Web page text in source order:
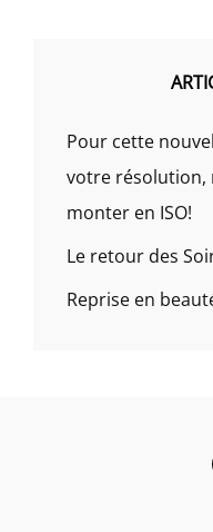
Pour cette
votre résolution,
monter en ISO!
Le retour des
Reprise en